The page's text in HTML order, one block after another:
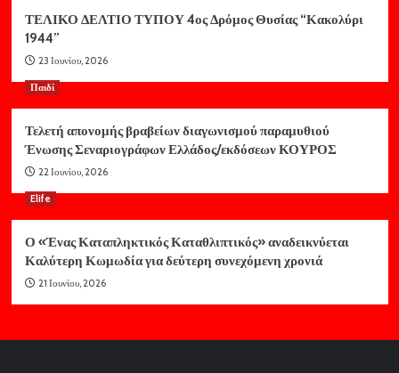
ΤΕΛΙΚΟ ΔΕΛΤΙΟ ΤΥΠΟΥ 4ος Δρόμος Θυσίας “Κακολύρι
1944”
23 Ιουνίου, 2026
Παιδί
Τελετή απονομής βραβείων διαγωνισμού παραμυθιού
Ένωσης Σεναριογράφων Ελλάδος/εκδόσεων ΚΟΥΡΟΣ
22 Ιουνίου, 2026
Elife
Ο «Ένας Καταπληκτικός Καταθλιπτικός» αναδεικνύεται
Καλύτερη Κωμωδία για δεύτερη συνεχόμενη χρονιά
21 Ιουνίου, 2026